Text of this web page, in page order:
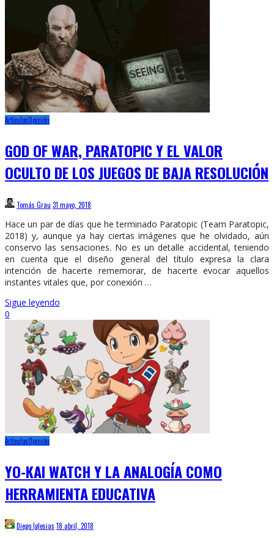
ArtículosOpinión
GOD OF WAR, PARATOPIC Y EL VALOR
OCULTO DE LOS JUEGOS DE BAJA RESOLUCIÓN
Tomás Grau 31 mayo, 2018
Hace un par de días que he terminado Paratopic (Team Paratopic,
2018) y, aunque ya hay ciertas imágenes que he olvidado, aún
conservo las sensaciones. No es un detalle accidental, teniendo
en cuenta que el diseño general del título expresa la clara
intención de hacerte rememorar, de hacerte evocar aquellos
instantes vitales que, por conexión …
Sigue leyendo
0
ArtículosOpinión
YO-KAI WATCH Y LA ANALOGÍA COMO
HERRAMIENTA EDUCATIVA
Diego Iglesias 18 abril, 2018